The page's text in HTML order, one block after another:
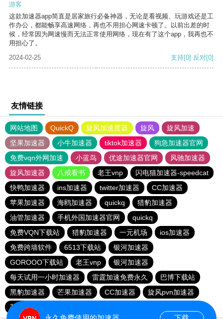
游客
这款加速器app简直是居家旅行必备神器，无论是看视频、玩游戏还是工
作办公，都能畅享高速网络，再也不用担心网速卡顿了。以前出差的时
候，经常因为网速慢而无法正常使用网络，现在有了这个app，我再也不
用担心了。
2024-02-25
支持[0] 反对[0]
友情链接
网站地图 QuickQ 旋风加速度器 旋风
旋风加速
坚果加速器
小牛加速器 tiktok加速器
狗急加速器官网
免费vqn外网加速
小蓝鸟 优途加速器官网
风驰加速器
旋风加速器
八戒看书 老王vnp
闪电猫加速器-speedcat
快鸭加速器
ins加速器 twitter加速器
CC加速器
苹果加速器
海鸥加速器 quickq
猎豹加速器
油管加速器
手机外国加速器官网
quickq
免费VQN下载站
猎豹加速器 一元机场
ios加速器
免费跨墙软件
6513下载站
银河加速器
GOROOO下载站
老王vnp
银河加速器
每天试用一小时加速器
雷霆加速免费永久
巴博下载站
黑豹加速器
芒果加速器 CC加速器
旋风pvn加速器
芒果加速器